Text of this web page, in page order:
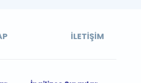
İLETIŞIM